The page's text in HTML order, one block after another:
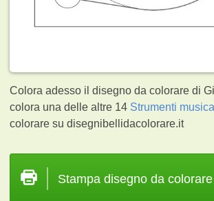
Colora adesso il disegno da colorare di
colora una delle altre 14 Strumenti
colorare su disegnibellidacolorare.it
Stampa disegno da colorare